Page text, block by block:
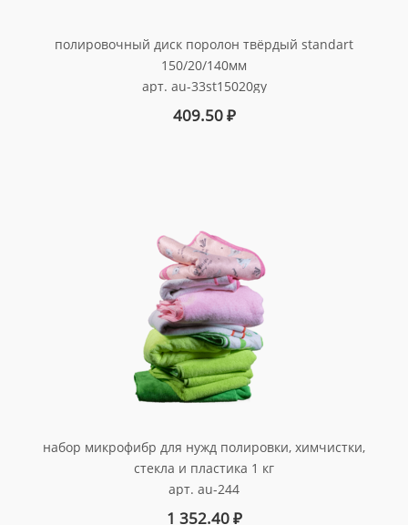
полировочный диск поролон твёрдый standart
150/20/140мм
арт. au-33st15020gy
409.50₽
набор микрофибр для нужд полировки, химчистки,
стекла и пластика 1 кг
арт. au-244
1 352.40₽